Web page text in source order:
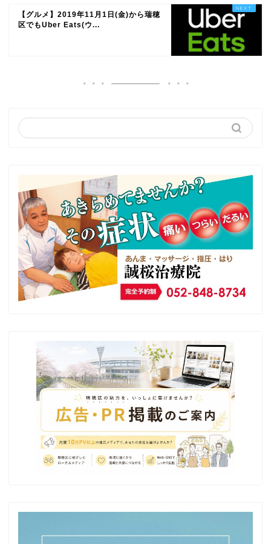
【グルメ】2019年11月1日(金)から瑞穂
区でもUber Eats(ウ...